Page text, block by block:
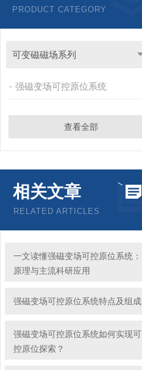
PRODUCT CATEGORY
可变磁磁场系列
强磁变场可控原位系统
查看全部
相关文章
RELATED ARTICLES
一文读懂强磁变场可控原位系统：
原理与主流科研应用
强磁变场可控原位系统特点及组成
强磁变场可控原位系统如何实现可
控原位探索？